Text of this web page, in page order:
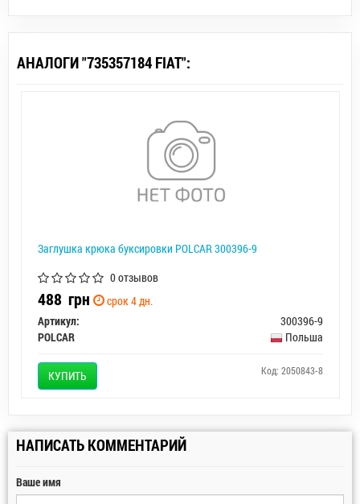
АНАЛОГИ "735357184 FIAT":
Заглушка крюка буксировки POLCAR 300396-9
0 отзывов
488 грн
срок 4 дн.
Артикул:
300396-9
POLCAR
Польша
КУПИТЬ Код: 2050843-8
НАПИСАТЬ КОММЕНТАРИЙ
Ваше имя